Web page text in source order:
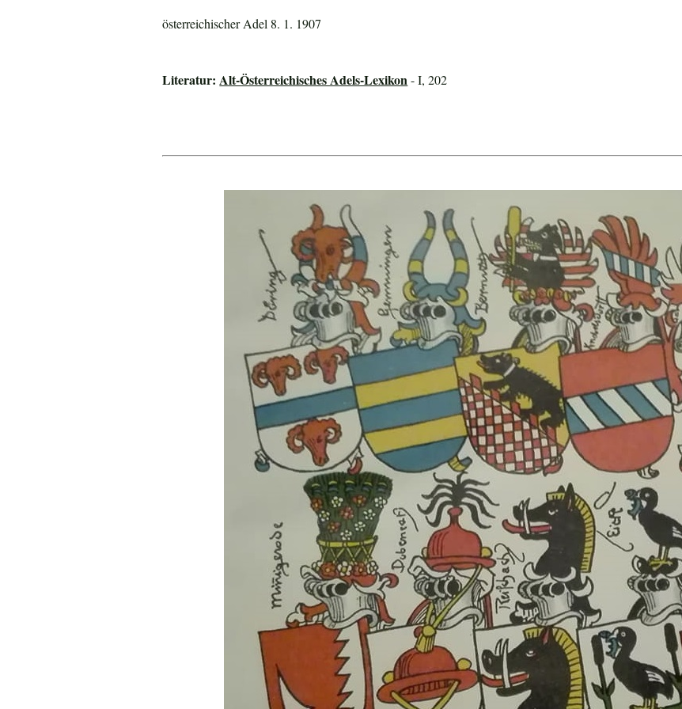
österreichischer Adel 8. 1. 1907
Literatur:Alt-Österreichisches Adels-Lexikon- I, 202